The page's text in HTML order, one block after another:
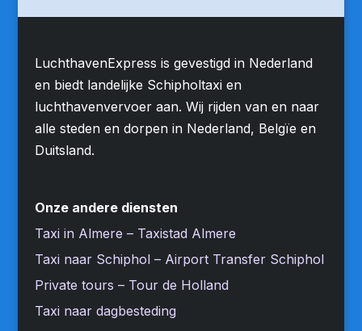
LuchthavenExpress is gevestigd in Nederland
en biedt landelijke Schipholtaxi en
luchthavenvervoer aan. Wij rijden van en naar
alle steden en dorpen in Nederland, Belgïe en
Duitsland.
Onze andere diensten
Taxi in Almere – Taxistad Almere
Taxi naar Schiphol – Airport Transfer Schiphol
Private tours – Tour de Holland
Taxi naar dagbesteding